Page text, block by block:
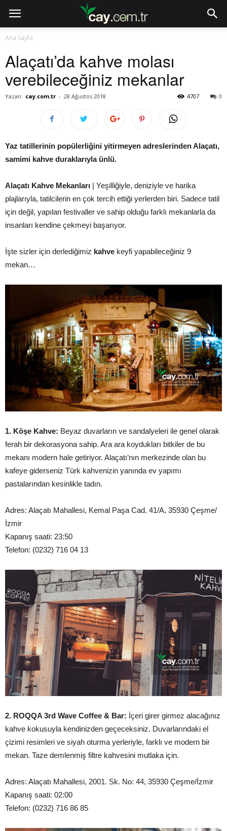
Ana Sayfa
Alaçatı’da kahve molası
verebileceğiniz mekanlar
Yazan: cay.com.tr - 28 Ağustos 2018 0
4707
Yaz tatillerinin popülerliğini yitirmeyen adreslerinden Alaçatı,
samimi kahve duraklarıyla ünlü.
Alaçatı Kahve Mekanları | Yeşilliğiyle, deniziyle ve harika
plajlarıyla, tatilcilerin en çok tercih ettiği yerlerden biri. Sadece tatil
için değil, yapılan festivaller ve sahip olduğu farklı mekanlarla da
insanları kendine çekmeyi başarıyor.
İşte sizler için derlediğimiz kahve keyfi yapabileceğiniz 9
mekan…
1. Köşe Kahve: Beyaz duvarların ve sandalyeleri ile genel olarak
ferah bir dekorasyona sahip. Ara ara koydukları bitkiler de bu
mekanı modern hale getiriyor. Alaçatı’nın merkezinde olan bu
kafeye giderseniz Türk kahvenizin yanında ev yapımı
pastalarından kesinlikle tadın.
Adres: Alaçatı Mahallesi, Kemal Paşa Cad. 41/A, 35930 Çeşme/
İzmir
Kapanış saati: 23:50
Telefon: (0232) 716 04 13
2. ROQQA 3rd Wave Coffee & Bar: İçeri girer girmez alacağınız
kahve kokusuyla kendinizden geçeceksiniz. Duvarlarındaki el
çizimi resimleri ve siyah oturma yerleriyle, farklı ve modern bir
mekan. Taze demlenmiş filtre kahvesini mutlaka için.
Adres: Alaçatı Mahallesi, 2001. Sk. No: 44, 35930 Çeşme/İzmir
Kapanış saati: 02:00
Telefon: (0232) 716 86 85